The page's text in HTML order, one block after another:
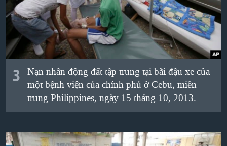
3 Nạn nhân động đất tập trung tại bãi đậu xe của
một bệnh viện của chính phủ ởCebu, miền
trung Philippines, ngày 15 tháng 10, 2013.